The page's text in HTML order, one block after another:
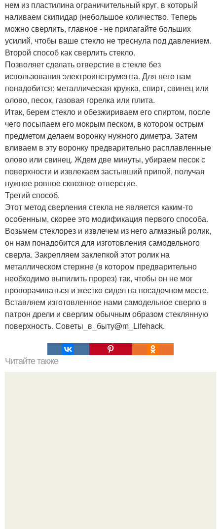
нем из пластилина ограничительный круг, в который
наливаем скипидар (небольшое количество. Теперь
можно сверлить, главное - не прилагайте больших
усилий, чтобы ваше стекло не треснула под давлением.
Второй способ как сверлить стекло.
Позволяет сделать отверстие в стекле без
использования электроинструмента. Для него нам
понадобится: металлическая кружка, спирт, свинец или
олово, песок, газовая горелка или плита.
Итак, берем стекло и обезжириваем его спиртом, после
чего посыпаем его мокрым песком, в котором острым
предметом делаем воронку нужного диметра. Затем
вливаем в эту воронку предварительно расплавленные
олово или свинец. Ждем две минуты, убираем песок с
поверхности и извлекаем застывший припой, получая
нужное ровное сквозное отверстие.
Третий способ.
Этот метод сверления стекла не является каким-то
особенным, скорее это модификация первого способа.
Возьмем стеклорез и извлечем из него алмазный ролик,
он нам понадобится для изготовления самодельного
сверла. Закрепляем заклепкой этот ролик на
металлическом стержне (в котором предварительно
необходимо выпилить прорез) так, чтобы он не мог
проворачиваться и жестко сидел на посадочном месте.
Вставляем изготовленное нами самодельное сверло в
патрон дрели и сверлим обычным образом стеклянную
поверхность. Советы_в_быту@m_Lifehack.
Читайте также